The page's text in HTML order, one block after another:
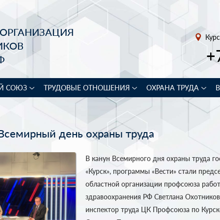
СОЮЗ ТРУДОВЫЕ ОТНОШЕНИЯ ОХРАНА ТРУДА
день охраны труда
В канун Всемирного дня охраны труда
«Курск», программы «Вести» стали
областной организации профсоюза
здравоохранения РФ Светлана
инспектор труда ЦК Профсоюза по